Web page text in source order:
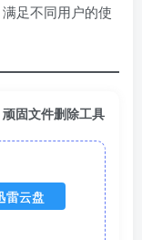
足不同用户的使
固文件删除工具
雷云盘